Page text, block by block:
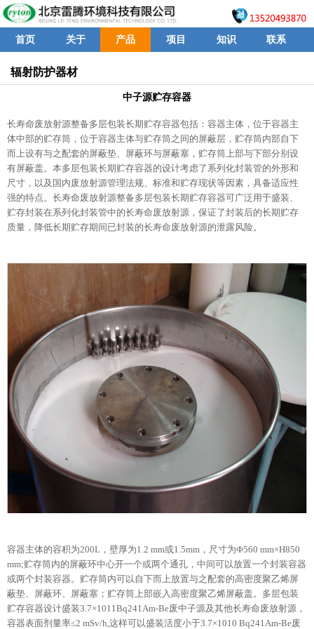
首页 关于 产品 项目 知识 联系
辐射防护器材
中子源贮存容器
长寿命废放射源整备多层包装长期贮存容器包括：容器主体，位于容器主
体中部的贮存筒，位于容器主体与贮存筒之间的屏蔽层，贮存筒内部自下
而上设有与之配套的屏蔽垫、屏蔽环与屏蔽塞，贮存筒上部与下部分别设
有屏蔽盖。本多层包装长期贮存容器的设计考虑了系列化封装管的外形和
尺寸，以及国内废放射源管理法规、标准和贮存现状等因素，具备适应性
强的特点。长寿命废放射源整备多层包装长期贮存容器可广泛用于盛装、
贮存封装在系列化封装管中的长寿命废放射源，保证了封装后的长期贮存
质量，降低长期贮存期间已封装的长寿命废放射源的泄露风险。
容器主体的容积为200L，壁厚为1.2 mm或1.5mm，尺寸为Ф560 mm×H850
mm;贮存筒内的屏蔽环中心开一个或两个通孔，中间可以放置一个封装容器
或两个封装容器。贮存筒内可以自下而上放置与之配套的高密度聚乙烯屏
蔽垫、屏蔽环、屏蔽塞；贮存筒上部嵌入高密度聚乙烯屏蔽盖。多层包装
贮存容器设计盛装3.7×1011Bq241Am-Be废中子源及其他长寿命废放射源，
容器表面剂量率≤2 mSv/h,这样可以盛装活度小于3.7×1010 Bq241Am-Be废